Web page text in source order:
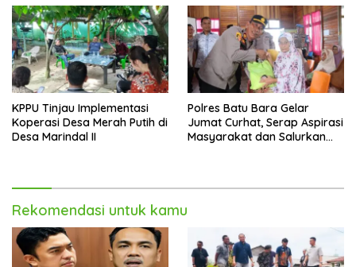
KPPU Tinjau Implementasi
Koperasi Desa Merah Putih di
Desa Marindal II
Polres Batu Bara Gelar
Jumat Curhat, Serap Aspirasi
Masyarakat dan Salurkan
Rekomendasi untuk kamu